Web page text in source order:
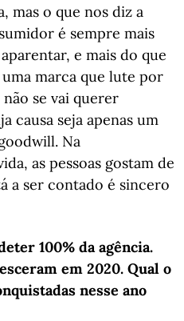
mas o que nos diz a
é sempre mais
e mais do que
marca que lute por
se vai querer
causa seja apenas um
Na
as pessoas gostam de
a ser contado é sincero
100% da agência.
em 2020. Qual o
nesse ano